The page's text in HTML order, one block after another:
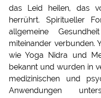
das Leid heilen, das
herrührt. Spiritueller
allgemeine
miteinander verbunden.
wie Yoga Nidra und
bekannt und wurden in
medizinischen und
Anwendungen